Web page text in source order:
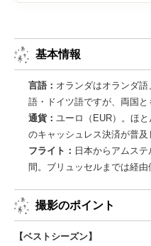
基本情報
言語： オランダはオランダ
語・ドイツ語ですが、両国と
通貨： ユーロ（EUR）。ほ
のキャッシュレス決済が普及
フライト： 日本からアムス
間。ブリュッセルまでは経由
撮影のポイント
【ベストシーズン】